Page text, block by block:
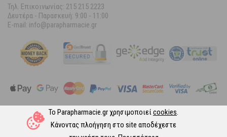
Το Parapharmacie.gr χρησιμοποιείcookies.
Κάνοντας πλοήγηση στο site αποδέχεστε
Τηλ. Επικοινωνίας: 215 215 2223
Δευτέρα - Παρασκευή: 9:00 - 11:00
E-mail: info@parapharmacie.gr
Ακολουθήστε μας στα Social Media